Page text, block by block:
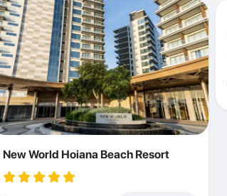
New World Hoiana Beach Resort